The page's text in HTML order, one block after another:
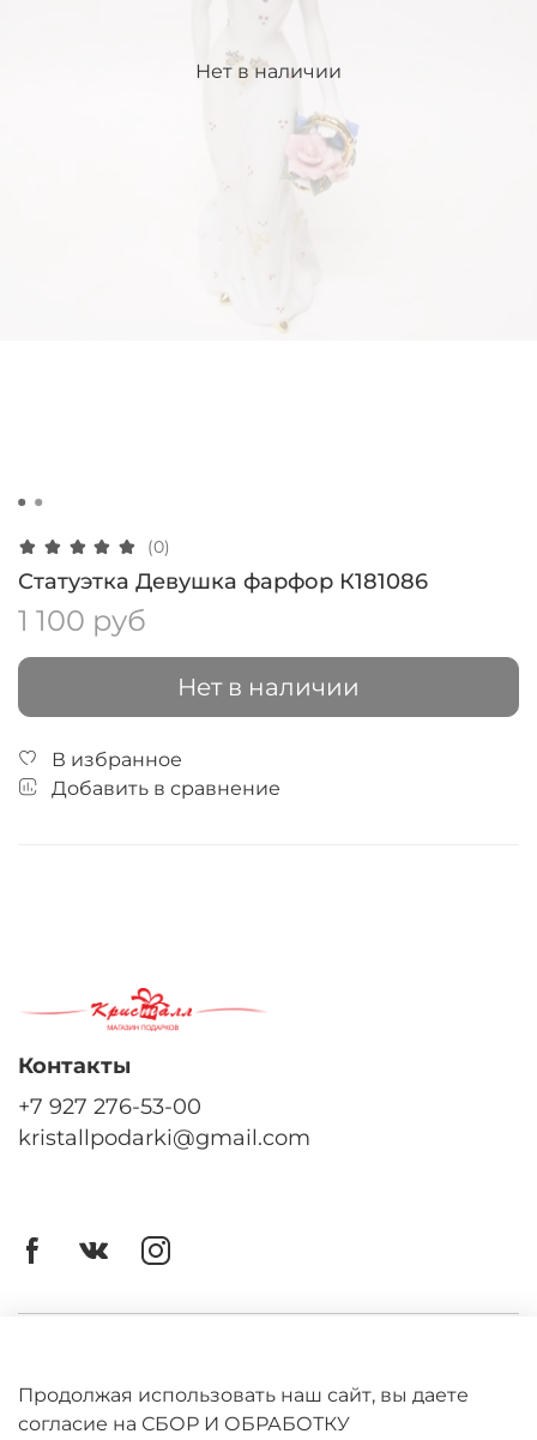
Нет в наличии
(0)
Статуэтка Девушка фарфор К181086
1 100 руб
Нет в наличии
В избранное
Добавить в сравнение
Оферта
Политика конфиденциальности
Контакты
+7 927 276-53-00
kristallpodarki@gmail.com
Продолжая использовать наш сайт, вы даете
согласие на СБОР И ОБРАБОТКУ